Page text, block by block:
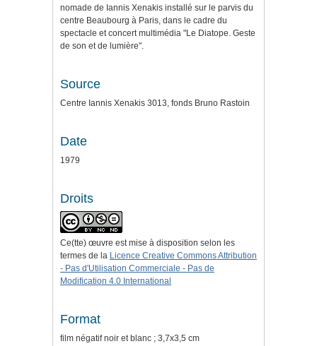
nomade de Iannis Xenakis installé sur le parvis du
centre Beaubourg à Paris, dans le cadre du
spectacle et concert multimédia "Le Diatope. Geste
de son et de lumière".
Source
Centre Iannis Xenakis 3013, fonds Bruno Rastoin
Date
1979
Droits
Ce(tte) œuvre est mise à disposition selon les
termes de la Licence Creative Commons Attribution
- Pas d'Utilisation Commerciale - Pas de
Modification 4.0 International
Format
film négatif noir et blanc ; 3,7x3,5 cm